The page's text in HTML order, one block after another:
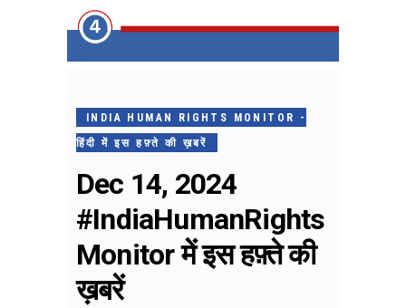
INDIA HUMAN RIGHTS MONITOR -
हिंदी में इस हफ़्ते की ख़बरें
Dec 14, 2024
#IndiaHumanRights
Monitor में इस हफ़्ते की
ख़बरें